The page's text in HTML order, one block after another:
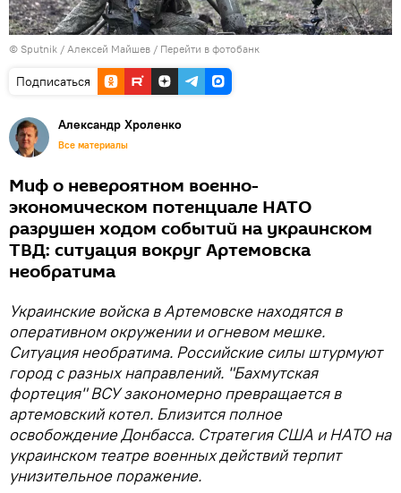
© Sputnik / Алексей Майшев / Перейти в фотобанк
Подписаться
Александр Хроленко
Все материалы
Миф о невероятном военно-
экономическом потенциале НАТО
разрушен ходом событий на украинском
ТВД: ситуация вокруг Артемовска
необратима
Украинские войска в Артемовске находятся в
оперативном окружении и огневом мешке.
Ситуация необратима. Российские силы штурмуют
город с разных направлений. "Бахмутская
фортеция" ВСУ закономерно превращается в
артемовский котел. Близится полное
освобождение Донбасса. Стратегия США и НАТО на
украинском театре военных действий терпит
унизительное поражение.